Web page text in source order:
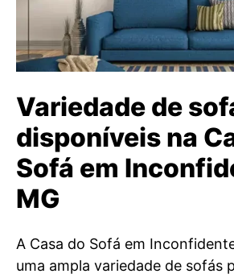
Variedade de
disponíveis na
Sofá em
MG
A Casa do Sofá em
uma ampla variedade de sofás